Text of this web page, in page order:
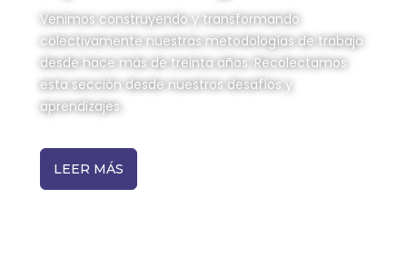
Venimos construyendo y transformando
colectivamente nuestras metodologías de trabajo
desde hace más de treinta años. Recolectamos
esta sección desde nuestros desafíos y
aprendizajes.
LEER MÁS